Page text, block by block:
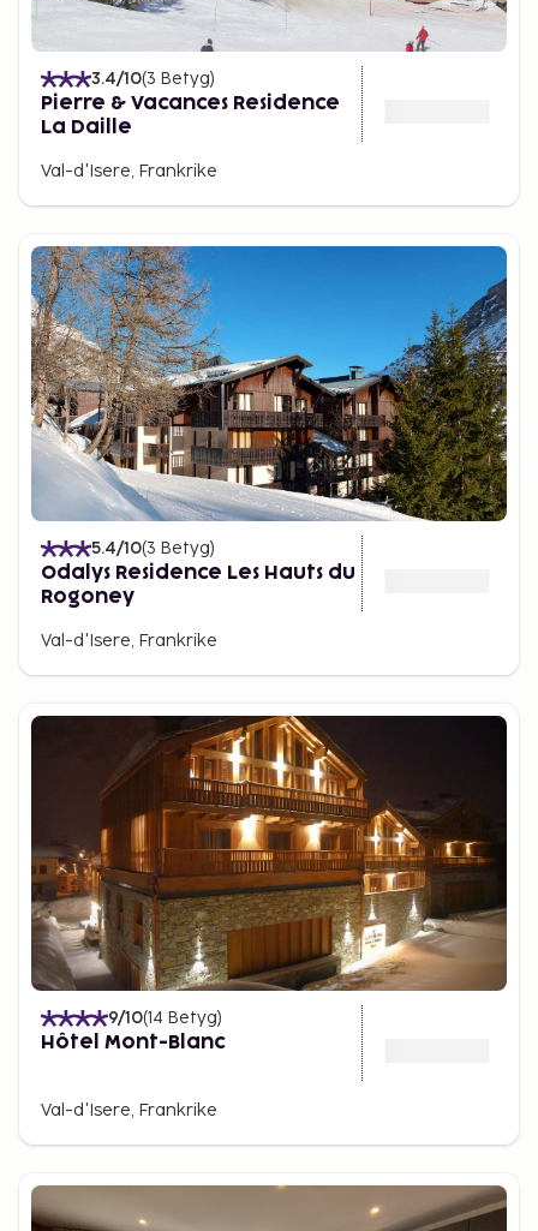
3.4/10(3 Betyg)
Pierre & Vacances Residence
La Daille
Val-d'Isere, Frankrike
5.4/10(3 Betyg)
Odalys Residence Les Hauts du
Rogoney
Val-d'Isere, Frankrike
9/10(14 Betyg)
Hôtel Mont-Blanc
Val-d'Isere, Frankrike